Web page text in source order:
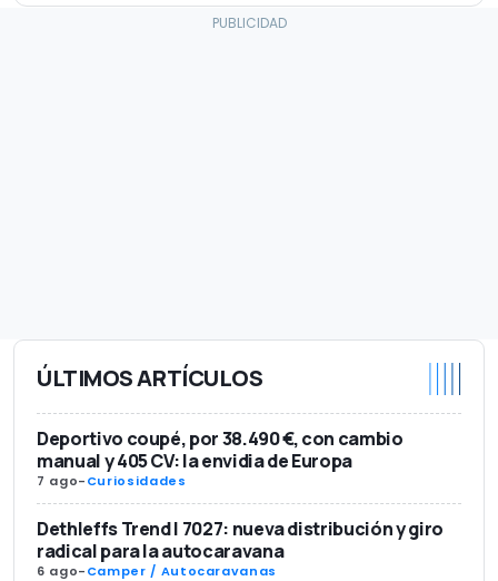
ÚLTIMOS ARTÍCULOS
Deportivo coupé, por 38.490 €, con cambio
manual y 405 CV: la envidia de Europa
7 ago-Curiosidades
Dethleffs Trend I 7027: nueva distribución y giro
radical para la autocaravana
6 ago-Camper / Autocaravanas